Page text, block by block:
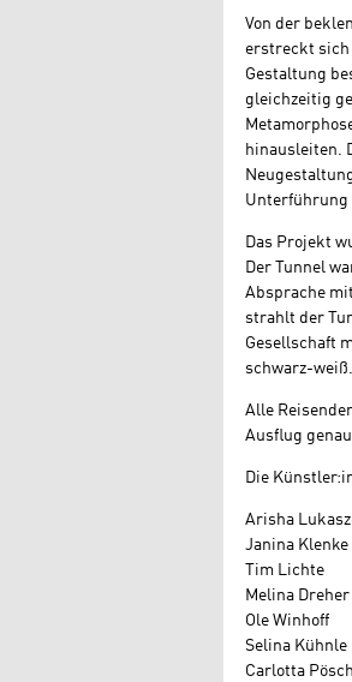
Von der
erstreckt sich
Gestaltung
gleichzeitig
hinausleiten.
Unterführung
Das Projekt
Der Tunnel
Absprache
strahlt der
Gesellschaft
schwarz-weiß.
Alle
Ausflug
Die
Arisha
Janina Klenke
Tim Lichte
Melina Dreher
Ole Winhoff
Selina Kühnle
Carlotta